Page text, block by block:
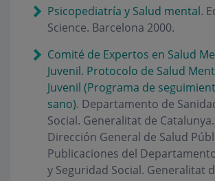
Psicopediatría y Salud mental.
Science. Barcelona 2000.
Comité de Expertos en Salud
Juvenil. Protocolo de Salud
Juvenil (Programa de
sano). Departamento de
Social. Generalitat de
Dirección General de Salud
Publicaciones del
y Seguridad Social. Generalitat